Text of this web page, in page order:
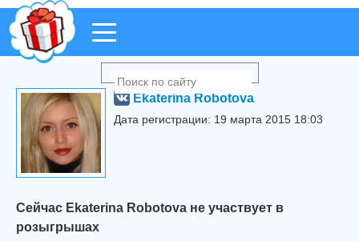
Ekaterina Robotova
Дата регистрации: 19 марта 2015 18:03
Сейчас Ekaterina Robotova не участвует в
розыгрышах